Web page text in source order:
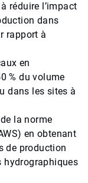
réduire l’impact
dans
rapport à
en
% du volume
dans les sites à
la norme
en obtenant
de production
hydrographiques